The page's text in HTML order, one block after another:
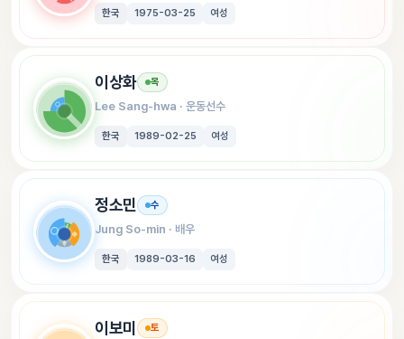
한국 1975-03-25 여성
이상화 목
Lee Sang-hwa · 운동선수
한국 1989-02-25 여성
정소민 수
Jung So-min · 배우
한국 1989-03-16 여성
이보미 토